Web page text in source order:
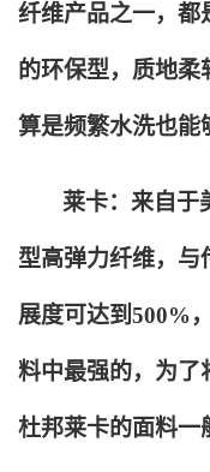
纤维产品之一，都
的环保型，质地
算是频繁水洗也能
莱卡：来自于
型高弹力纤维，与
展度可达到500%
料中最强的，为了
杜邦莱卡的面料一